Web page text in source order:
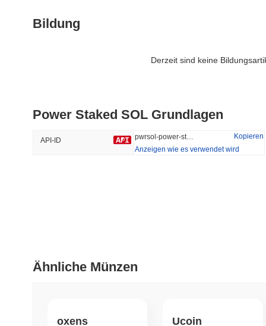
#503 #829
Bildung
Derzeit sind keine
Power Staked SOL Grundlagen
API-ID
Kopieren
Anzeigen wie es verwendet wird
Ähnliche Münzen
oxens Ucoin